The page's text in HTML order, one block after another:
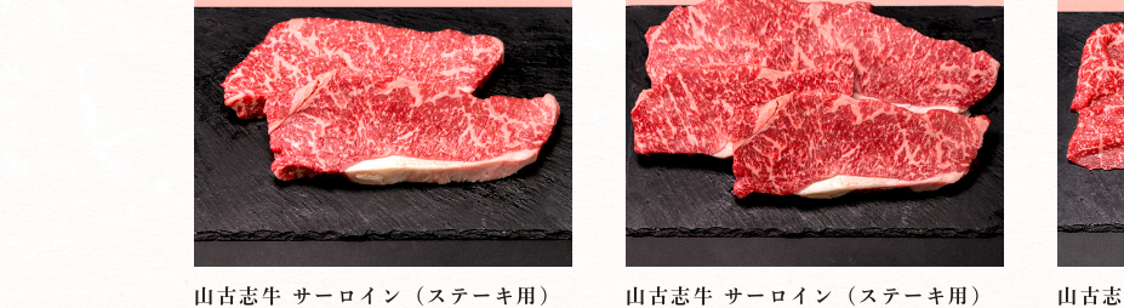
山古志牛 サーロイン（ステーキ用）
山古志牛 サーロイン（ステーキ用）
山古